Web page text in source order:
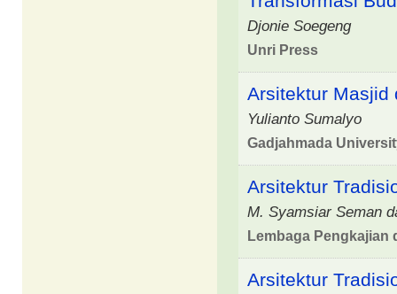
Djonie Soegeng
Unri Press
Arsitektur Masjid
Yulianto Sumalyo
Gadjahmada
Arsitektur
M. Syamsiar Seman
Lembaga Pengkajian
Arsitektur